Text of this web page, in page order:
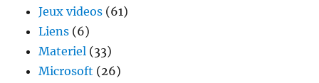
Jeux videos (61)
Liens (6)
Materiel (33)
Microsoft (26)